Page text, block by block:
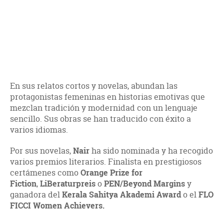
En sus relatos cortos y novelas, abundan las
protagonistas femeninas en historias emotivas que
mezclan tradición y modernidad con un lenguaje
sencillo. Sus obras se han traducido con éxito a
varios idiomas.
Por sus novelas,Nairha sido nominada y ha recogido
varios premios literarios. Finalista en prestigiosos
certámenes comoOrange Prize for
Fiction,LiBeraturpreisoPEN/Beyond Marginsy
ganadora delKerala Sahitya Akademi Awardo elFLO
FICCI Women Achievers.